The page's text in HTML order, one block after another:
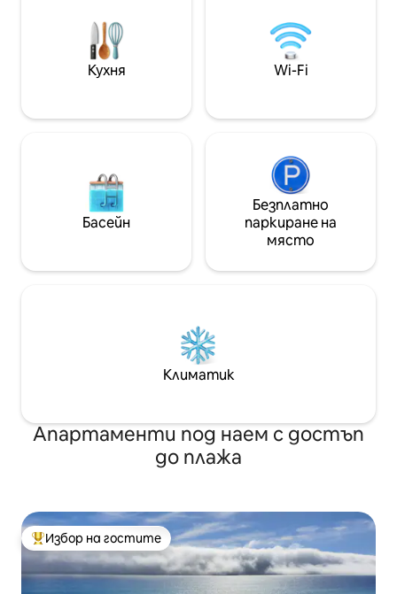
дарове,
доведат до
природа и добра
Кухня Wi-Fi
Басейн
Безплатно
паркиране на
място
Климатик
Апартаменти под наем с достъп
до плажа
Най-популярен избор на гостите
Избор на гостите